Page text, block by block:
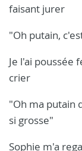
faisant jurer
"Oh putain,
Je l'ai poussée
crier
"Oh ma putain
si grosse"
Sophie m'a